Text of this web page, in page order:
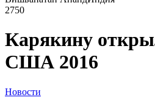
2750
Карякину
США 2016
Новости